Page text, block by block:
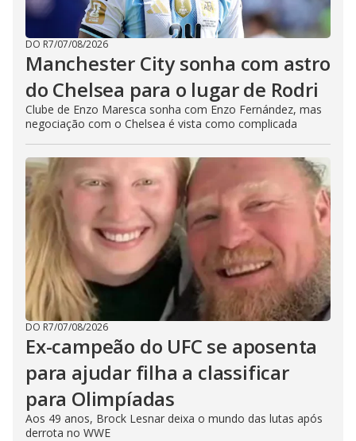
DO R7/07/08/2026
Manchester City sonha com astro
do Chelsea para o lugar de Rodri
Clube de Enzo Maresca sonha com Enzo Fernández, mas
negociação com o Chelsea é vista como complicada
DO R7/07/08/2026
Ex-campeão do UFC se aposenta
para ajudar filha a classificar
para Olimpíadas
Aos 49 anos, Brock Lesnar deixa o mundo das lutas após
derrota no WWE